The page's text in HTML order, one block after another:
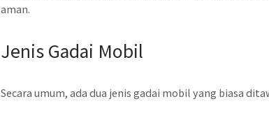
aman.
Jenis Gadai Mobil
Secara umum, ada dua jenis gadai mobil yang biasa